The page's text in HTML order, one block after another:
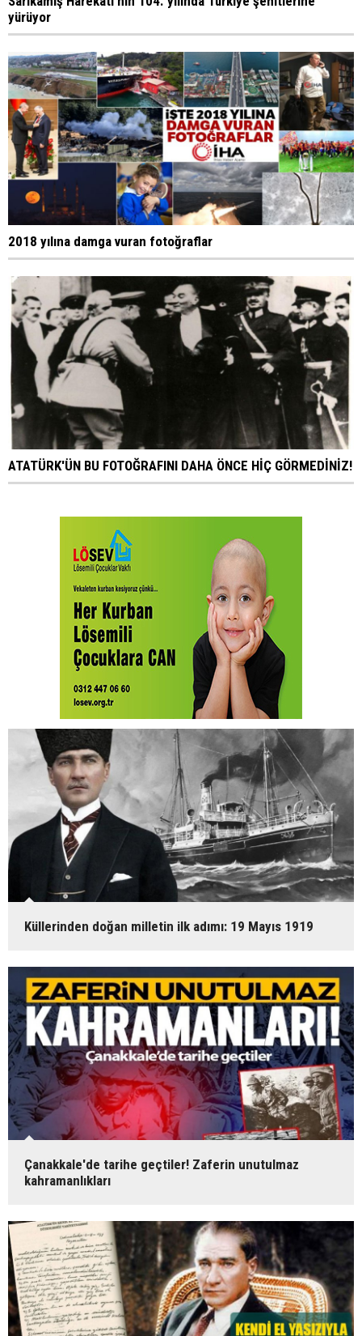
yürüyor
2018 yılına damga vuran fotoğraflar
ATATÜRK'ÜN BU FOTOĞRAFINI DAHA ÖNCE HİÇ GÖRMEDİNİZ!
Küllerinden doğan milletin ilk adımı: 19 Mayıs 1919
Çanakkale'de tarihe geçtiler! Zaferin unutulmaz
kahramanlıkları